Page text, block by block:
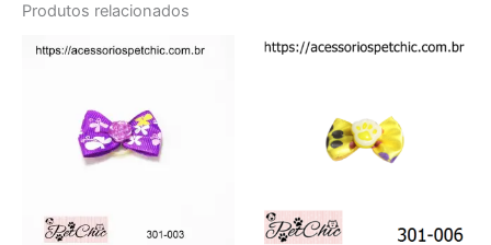
Produtos relacionados